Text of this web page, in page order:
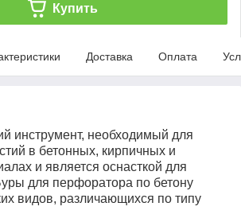
Купить
Доставка Оплата
инструмент, необходимый для
в бетонных, кирпичных и
и является оснасткой для
для перфоратора по бетону
видов, различающихся по типу